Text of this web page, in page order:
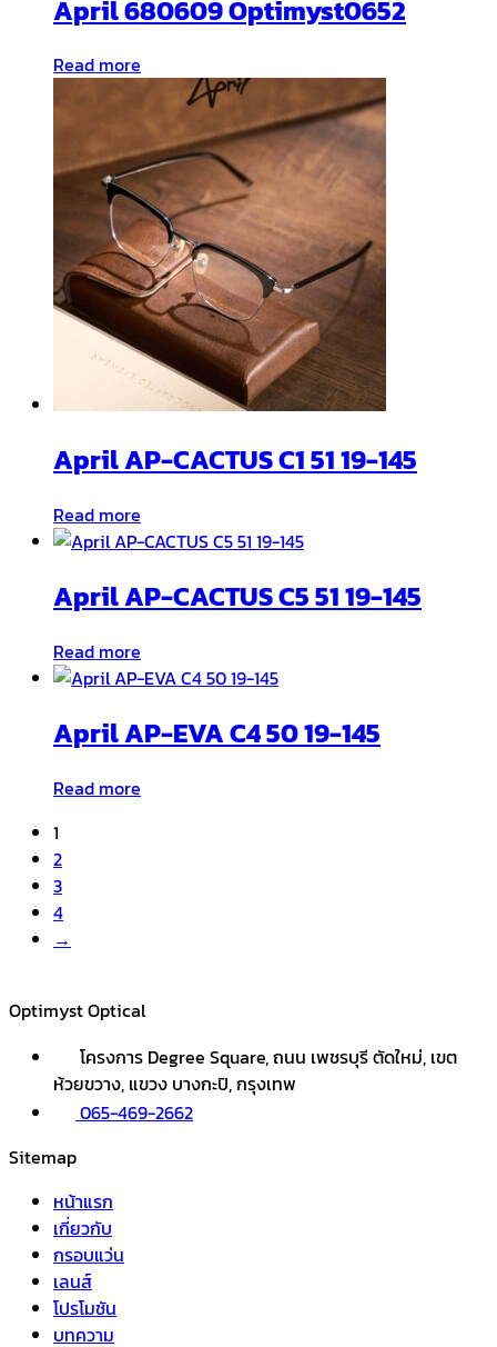
April 680609 Optimyst0652
Read more
April AP-CACTUS C1 51 19-145
Read more
April AP-CACTUS C5 51 19-145
Read more
April AP-EVA C4 50 19-145
Read more
1
2
3
4
→
Optimyst Optical
โครงการ Degree Square, ถนน เพชรบุรี ตัดใหม่, เขต
ห้วยขวาง, แขวง บางกะปิ, กรุงเทพ
065-469-2662
Sitemap
หน้าแรก
เกี่ยวกับ
กรอบแว่น
เลนส์
โปรโมชัน
บทความ